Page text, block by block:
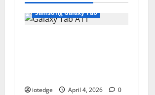
Samsung Galaxy Tab
iotedge April 4, 2026 0